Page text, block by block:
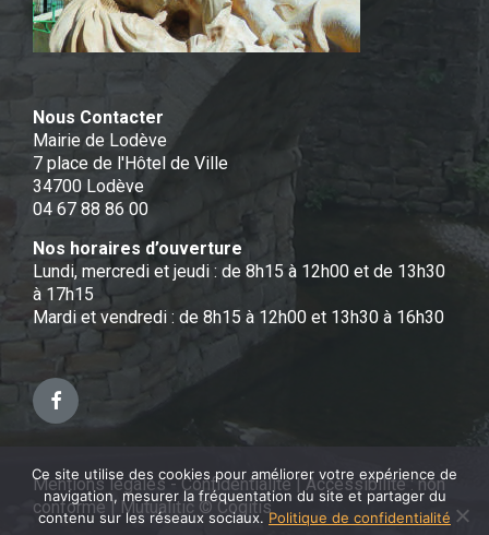
Nous Contacter
Mairie de Lodève
7 place de l'Hôtel de Ville
34700 Lodève
04 67 88 86 00
Nos horaires d’ouverture
Lundi, mercredi et jeudi : de 8h15 à 12h00 et de 13h30
à 17h15
Mardi et vendredi : de 8h15 à 12h00 et 13h30 à 16h30
Facebook
Mentions légales - Confidentialité|Accessibilité : non
conforme| Mutualitic © Cogitis
Ce site utilise des cookies pour améliorer votre expérience de
navigation, mesurer la fréquentation du site et partager du
contenu sur les réseaux sociaux.Politique de confidentialité